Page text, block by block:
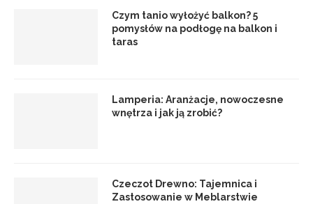
Czym tanio wyłożyć balkon? 5
pomysłów na podłogę na balkon i
taras
Lamperia: Aranżacje, nowoczesne
wnętrza i jak ją zrobić?
Czeczot Drewno: Tajemnica i
Zastosowanie w Meblarstwie